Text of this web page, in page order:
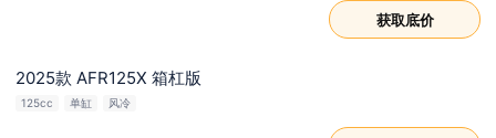
获取底价
2025款 AFR125X 箱杠版
125cc 单缸 风冷